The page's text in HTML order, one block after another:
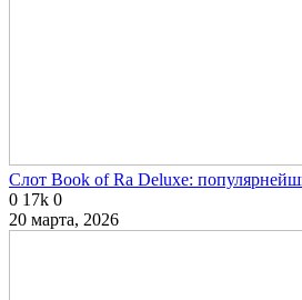
Слот Book of Ra Deluxe:
0 17k 0
20 марта, 2026